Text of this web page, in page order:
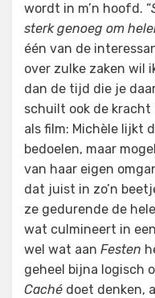
wordt in m’n hoofd. “
sterk genoeg om
één van de
over zulke zaken wil
dan de tijd die je
schuilt ook de
als film: Michèle lijkt
bedoelen, maar
van haar eigen
dat juist in zo’n
ze gedurende de
wat culmineert in
wel wat aan Festen
geheel bijna logisch
Caché doet denken,